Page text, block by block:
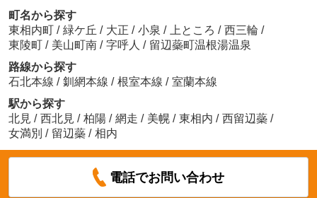
町名から探す
東相内町 / 緑ケ丘 / 大正 / 小泉 / 上ところ / 西三輪 /
東陵町 / 美山町南 / 字呼人 / 留辺蘂町温根湯温泉
路線から探す
石北本線 / 釧網本線 / 根室本線 / 室蘭本線
駅から探す
北見 / 西北見 / 柏陽 / 網走 / 美幌 / 東相内 / 西留辺蘂 /
女満別 / 留辺蘂 / 相内
電話でお問い合わせ